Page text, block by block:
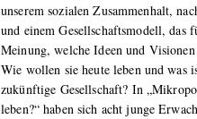
unserem sozialen Zusammenhalt,
und einem Gesellschaftsmodell, das
Meinung, welche Ideen und
Wie wollen sie heute leben und
zukünftige Gesellschaft? In
leben?“ haben sich acht junge